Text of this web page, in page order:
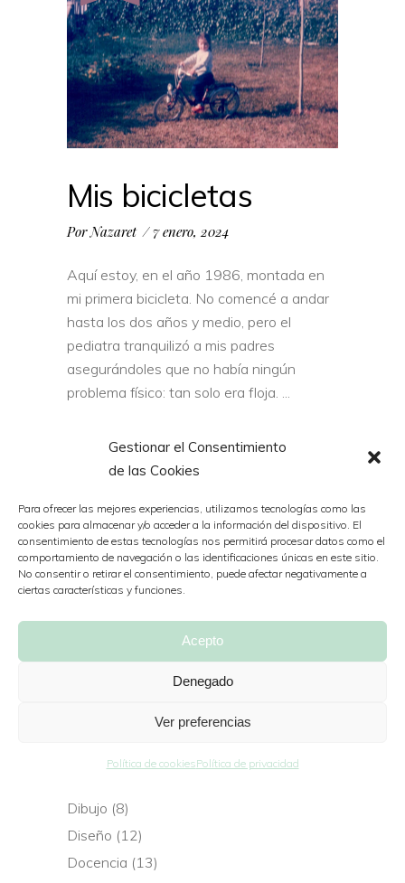
Gestionar el Consentimiento
de las Cookies
Para ofrecer las mejores experiencias, utilizamos tecnologías como las
cookies para almacenar y/o acceder a la información del dispositivo. El
consentimiento de estas tecnologías nos permitirá procesar datos como el
comportamiento de navegación o las identificaciones únicas en este sitio.
No consentir o retirar el consentimiento, puede afectar negativamente a
ciertas características y funciones.
Acepto
Denegado
Ver preferencias
Política de cookiesPolítica de privacidad
Mis bicicletas
PorNazaret 7 enero, 2024
Aquí estoy, en el año 1986, montada en
mi primera bicicleta. No comencé a andar
hasta los dos años y medio, pero el
pediatra tranquilizó a mis padres
asegurándoles que no había ningún
problema físico: tan solo era floja.
COMPARTIR:
0
Buscar
Search
Bien ordenadito
(32)
Dibujo (8)
Diseño (12)
Docencia (13)